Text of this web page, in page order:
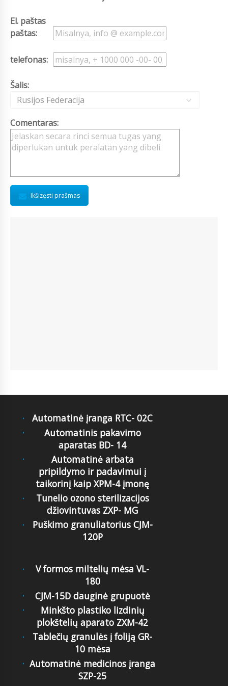
El. paštas
paštas:
telefonas:
Šalis:
Rusijos Federacija
Comentaras:
Ikšizęsti prašmas
Automatinė įranga RTC- 02C
Automatinis pakavimo
aparatas BD- 14
Automatinė arbata
pripildymo ir padavimui į
taikorinį kaip XPM-4 įmonę
Tunelio ozono sterilizacijos
džiovintuvas ZXP- MG
Puškimo granuliatorius CJM-
120P
V formos miltelių mėsa VL-
180
CJM-15D dauginė grupuotė
Minkšto plastiko lizdinių
plokštelių aparato ZXM-42
Tablečių granulės į foliją GR-
10 mėsa
Automatinė medicinos įranga
SZP-25